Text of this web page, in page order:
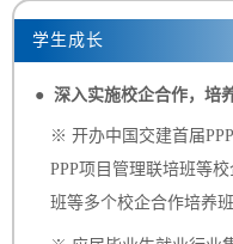
学生成长
● 深入实施校企合作，培
※ 开办中国交建首届
PPP项目管理联培班等
班等多个校企合作培养